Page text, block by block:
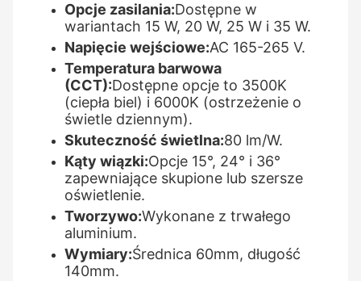
Opcje zasilania:Dostępne w
wariantach 15 W, 20 W, 25 W i 35 W.
Napięcie wejściowe:AC 165-265 V.
Temperatura barwowa
(CCT):Dostępne opcje to 3500K
(ciepła biel) i 6000K (ostrzeżenie o
świetle dziennym).
Skuteczność świetlna:80 lm/W.
Kąty wiązki:Opcje 15°, 24° i 36°
zapewniające skupione lub szersze
oświetlenie.
Tworzywo:Wykonane z trwałego
aluminium.
Wymiary:Średnica 60mm, długość
140mm.